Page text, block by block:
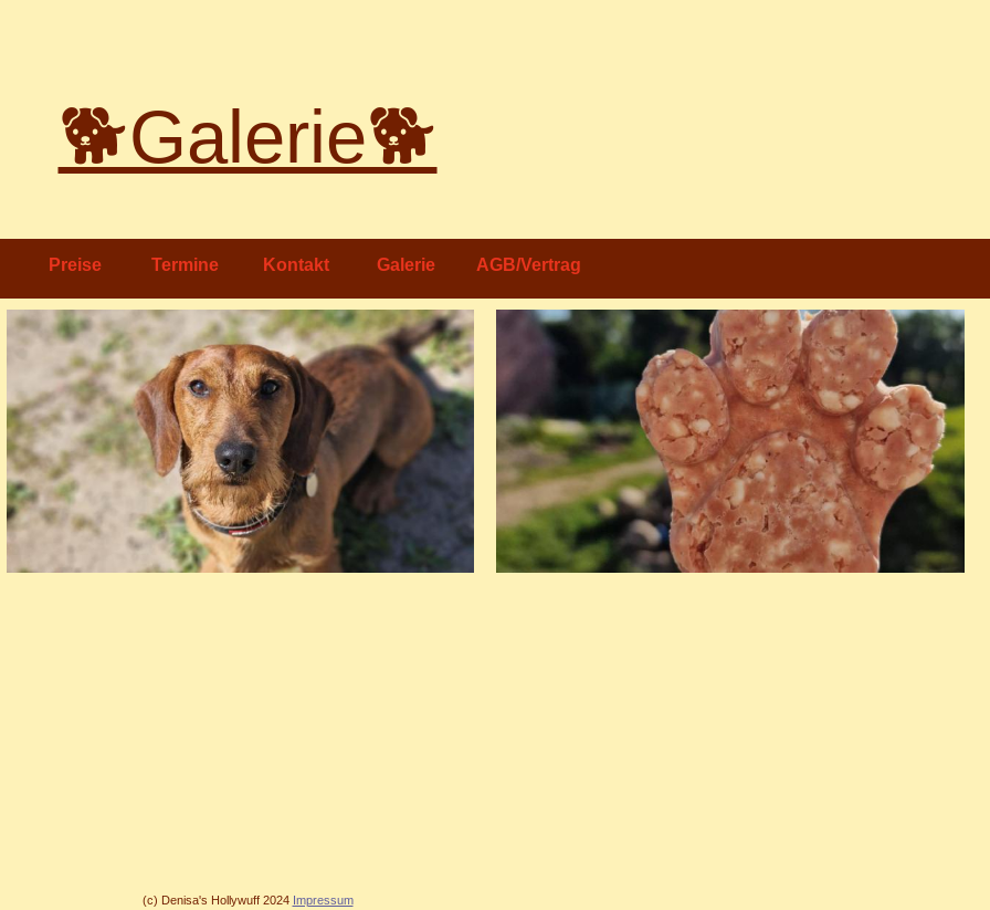
🐕Galerie🐕
Preise Termine Kontakt Galerie AGB/Vertrag
(c) Denisa's Hollywuff 2024 Impressum